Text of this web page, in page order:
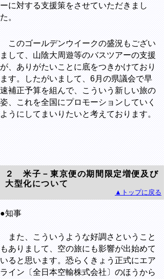
ーに対する支援策をさせていただきまし
た。
このゴールデンウイークの盛況もござい
まして、山陰大周遊等のバスツアーの支援
が、ありがたいことに底をつきかけており
ます。したがいまして、6月の県議会で早
速補正予算を組んで、こういう新しい旅の
姿、これを全国にプロモーションしていく
ようにしてまいりたいと考えております。
２ 米子－東京便の期間限定増便及び
大型化について
▲トップに戻る
●知事
また、こういうような好調さということ
もありまして、空の旅にも影響が出始めて
いると思います。恐らくきょう正式にエア
ライン〔全日本空輸株式会社〕のほうから